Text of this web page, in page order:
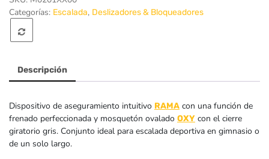
Categorías: Escalada, Deslizadores & Bloqueadores
Descripción
Dispositivo de aseguramiento intuitivo RAMA con una función de
frenado perfeccionada y mosquetón ovalado OXY con el cierre
giratorio gris. Conjunto ideal para escalada deportiva en gimnasio o
de un solo largo.